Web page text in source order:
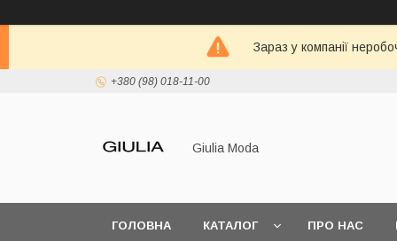
Зараз у компанії
+380 (98) 018-11-00
Giulia Moda
ГОЛОВНА КАТАЛОГ ПРО НАС